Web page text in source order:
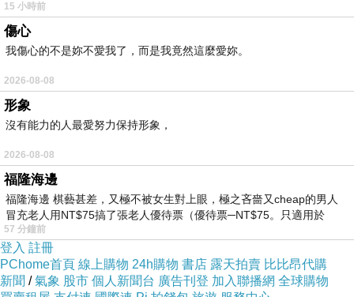
上一篇：2017暑假—蘇州
下一篇：
15 小時前
傷心
我傷心的不是妳不愛我了，而是我竟然這麼愛妳。
2026-08-08
形象
沒有能力的人最愛努力保持形象，
2026-08-08
福隆海邊
福隆海邊 棋藝甚差，又極不被女生對上眼，極之吝嗇又cheap的男人
冒充老人用NT$75搞了張老人優待票（優待票─NT$75。只適用於
57 分鐘前
登入 註冊
PChome首頁 線上購物 24h購物 書店 露天拍賣 比比昂代購
新聞 /氣象 股市 個人新聞台 廣告刊登 加入聯播網 全球購物